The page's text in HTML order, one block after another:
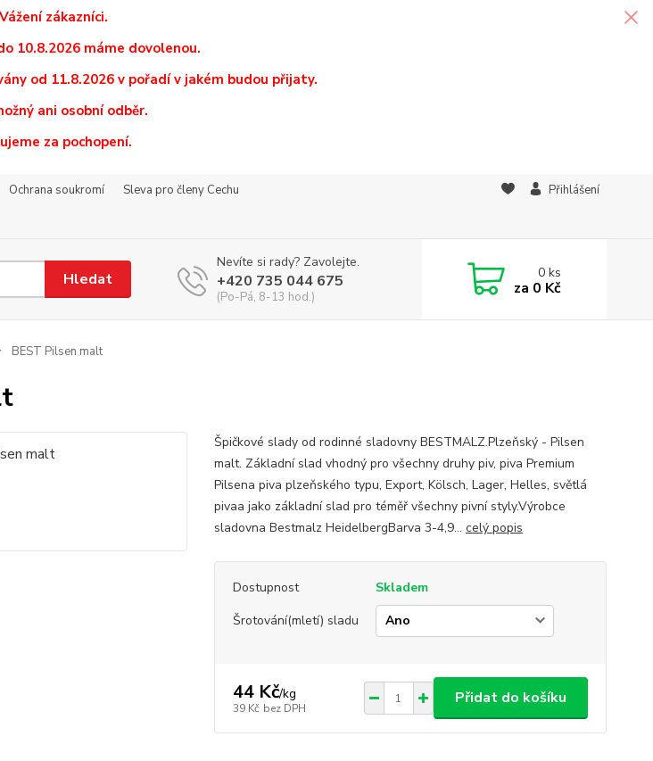
Vážení zákazníci.
10.8.2026 máme dovolenou.
od 11.8.2026 v pořadí v jakém budou přijaty.
ani osobní odběr.
za pochopení.
Ochrana soukromí
Sleva pro členy Cechu
Přihlášení
Hledat
Nevíte si rady? Zavolejte.
+420 735 044 675
(Po-Pá, 8-13 hod.)
0ks
za 0 Kč
BEST Pilsen malt
Špičkové slady od rodinné sladovny BESTMALZ.Plzeňský - Pilsen
malt. Základní slad vhodný pro všechny druhy piv, piva Premium
Pilsena piva plzeňského typu, Export, Kölsch, Lager, Helles, světlá
pivaa jako základní slad pro téměř všechny pivní styly.Výrobce
sladovna Bestmalz HeidelbergBarva 3-4,9... celý popis
Dostupnost
Skladem
Šrotování(mletí) sladu
44 Kč/kg
39 Kč bez DPH
Přidat do košíku